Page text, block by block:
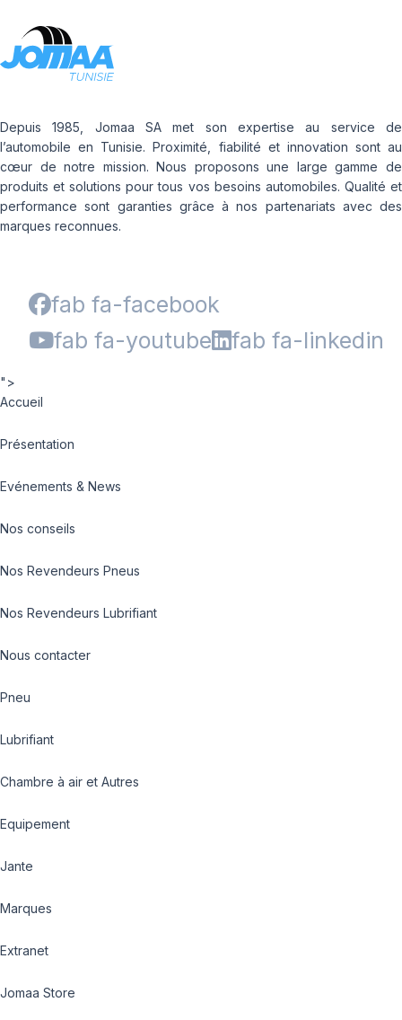
Depuis 1985, Jomaa SA met son expertise au service de
l’automobile en Tunisie. Proximité, fiabilité et innovation sont au
cœur de notre mission. Nous proposons une large gamme de
produits et solutions pour tous vos besoins automobiles. Qualité et
performance sont garanties grâce à nos partenariats avec des
marques reconnues.
fab fa-facebook
fab fa-youtube
fab fa-linkedin
">
Accueil
Présentation
Evénements & News
Nos conseils
Nos Revendeurs Pneus
Nos Revendeurs Lubrifiant
Nous contacter
Pneu
Lubrifiant
Chambre à air et Autres
Equipement
Jante
Marques
Extranet
Jomaa Store